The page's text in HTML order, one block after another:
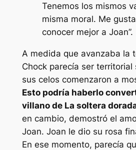
Tenemos los mismos
misma moral. Me
conocer mejor a Joan”.
A medida que avanzaba la
Chock parecía ser territorial
sus celos comenzaron a
Esto podría haberlo
villano de La soltera
en cambio, demostró el
Joan. Joan le dio su rosa
En ese momento, parecía